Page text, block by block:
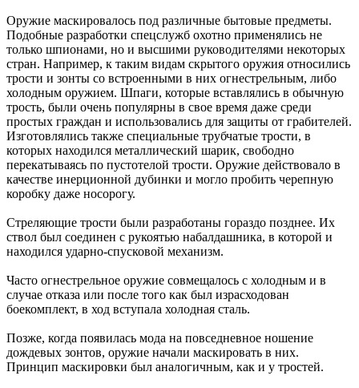
Оружие маскировалось под различные бытовые предметы.
Подобные разработки спецслужб охотно применялись не
только шпионами, но и высшими руководителями некоторых
стран. Например, к таким видам скрытого оружия относились
трости и зонты со встроенными в них огнестрельным, либо
холодным оружием. Шпаги, которые вставлялись в обычную
трость, были очень популярны в свое время даже среди
простых граждан и использовались для защиты от грабителей.
Изготовлялись также специальные трубчатые трости, в
которых находился металлический шарик, свободно
перекатываясь по пустотелой трости. Оружие действовало в
качестве инерционной дубинки и могло пробить черепную
коробку даже носорогу.
Стреляющие трости были разработаны гораздо позднее. Их
ствол был соединен с рукоятью набалдашника, в которой и
находился ударно-спусковой механизм.
Часто огнестрельное оружие совмещалось с холодным и в
случае отказа или после того как был израсходован
боекомплект, в ход вступала холодная сталь.
Позже, когда появилась мода на повседневное ношение
дождевых зонтов, оружие начали маскировать в них.
Принцип маскировки был аналогичным, как и у тростей.